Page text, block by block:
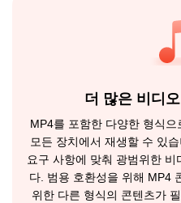
더 많은 비디
MP4를 포함한 다양한 형식
모든 장치에서 재생할 수 있
요구 사항에 맞춰 광범위한
다. 범용 호환성을 위해 MP4
위한 다른 형식의 콘텐츠가